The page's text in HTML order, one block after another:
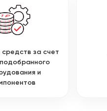
средств за счет
и